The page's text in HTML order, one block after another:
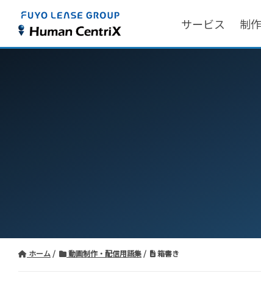
サービス 制
ホーム 動画制作・配信用語集 箱書き